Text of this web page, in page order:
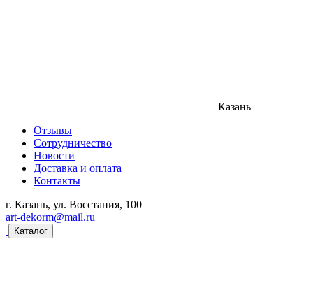
Казань
Отзывы
Сотрудничество
Новости
Доставка и оплата
Контакты
г. Казань, ул. Восстания, 100
art-dekorm@mail.ru
Каталог